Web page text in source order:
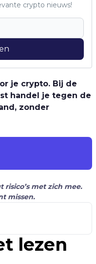
crypto nieuws!
je crypto. Bij de
handel je tegen de
zonder
met zich mee.
missen.
lezen